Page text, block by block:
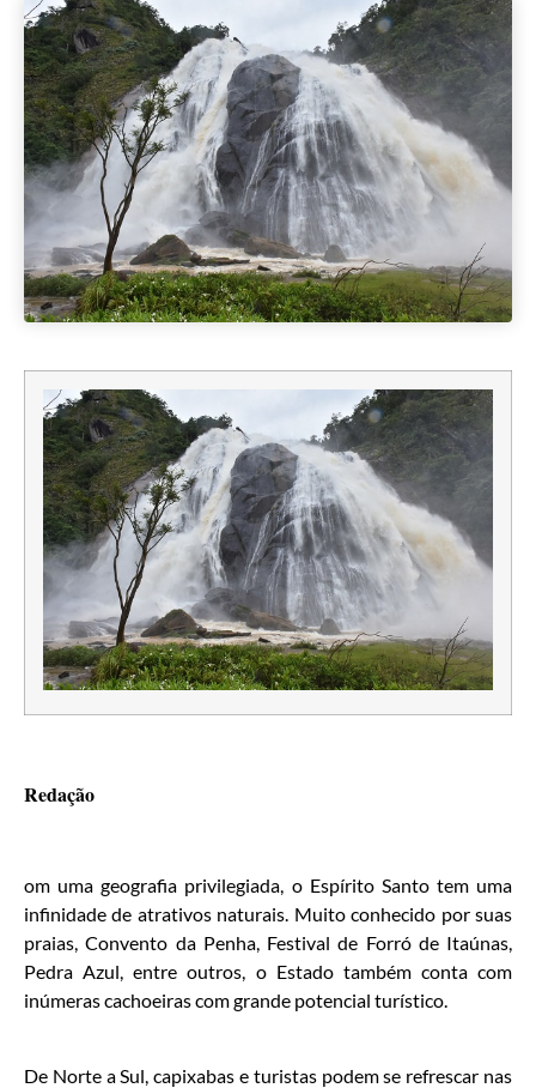
Redação
om uma geografia privilegiada, o Espírito Santo tem uma
infinidade de atrativos naturais. Muito conhecido por suas
praias, Convento da Penha, Festival de Forró de Itaúnas,
Pedra Azul, entre outros, o Estado também conta com
inúmeras cachoeiras com grande potencial turístico.
De Norte a Sul, capixabas e turistas podem se refrescar nas